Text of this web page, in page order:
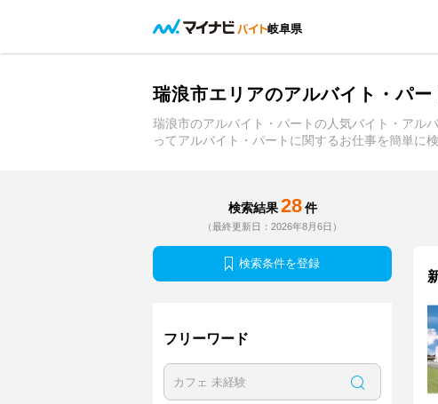
岐阜県
瑞浪市エリアのアルバイト・パ
瑞浪市のアルバイト・パートの人気バイト・アル
ってアルバイト・パートに関するお仕事を簡単に
検索結果 28 件
（最終更新日：2026年8月6日）
検索条件を登録
フリーワード